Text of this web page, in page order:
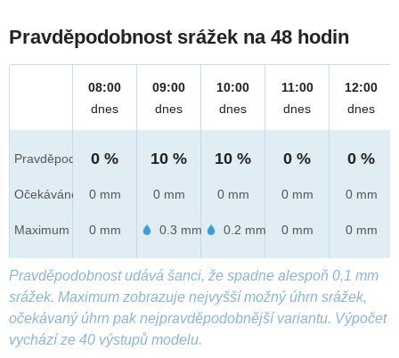
Pravděpodobnost srážek na 48 hodin
Pravděpod.
Očekáváno
Maximum
08:00
dnes
0 %
0 mm
0 mm
09:00
dnes
10 %
0 mm
0.3 mm
10:00
dnes
10 %
0 mm
0.2 mm
11:00
dnes
0 %
0 mm
0 mm
12:00
dnes
0 %
0 mm
0 mm
Pravděpodobnost udává šanci, že spadne alespoň 0,1 mm
srážek. Maximum zobrazuje nejvyšší možný úhrn srážek,
očekávaný úhrn pak nejpravděpodobnější variantu. Výpočet
vychází ze 40 výstupů modelu.